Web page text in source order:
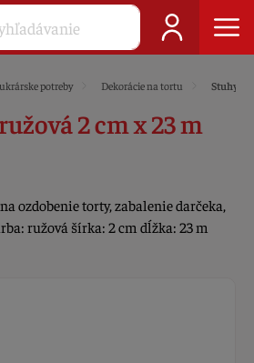
potreby Dekorácie na tortu Stuhy
2 cm x 23 m
ozdobenie torty, zabalenie darčeka,
ružová šírka: 2 cm dĺžka: 23 m